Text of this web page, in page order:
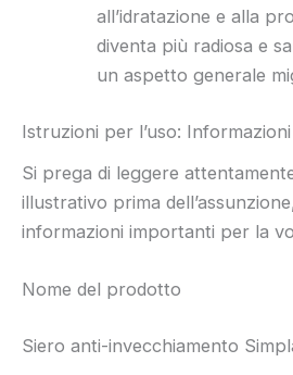
all’idratazione e alla
diventa più radiosa e
un aspetto generale
Istruzioni per l’uso:
Si prega di leggere
illustrativo prima
informazioni importanti per la
Nome del prodotto
Siero anti-invecchiamento